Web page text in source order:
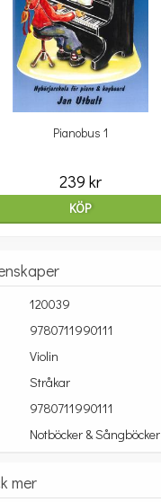
Pianobus 1
239 kr
KÖP
120039
9780711990111
Violin
Stråkar
9780711990111
Notböcker & Sångböcker
mer